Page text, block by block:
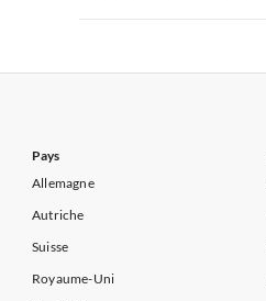
Appartements de Vacances
Pays
Allemagne
Autriche
Suisse
Royaume-Uni